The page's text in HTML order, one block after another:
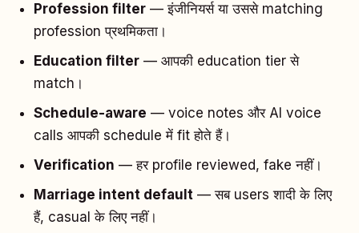
Profession filter — इंजीनियर्स या उससे matching
profession प्रथमिकता।
Education filter — आपकी education tier से
match।
Schedule-aware — voice notes और AI voice
calls आपकी schedule में fit होते हैं।
Verification — हर profile reviewed, fake नहीं।
Marriage intent default — सब users शादी के लिए
हैं, casual के लिए नहीं।